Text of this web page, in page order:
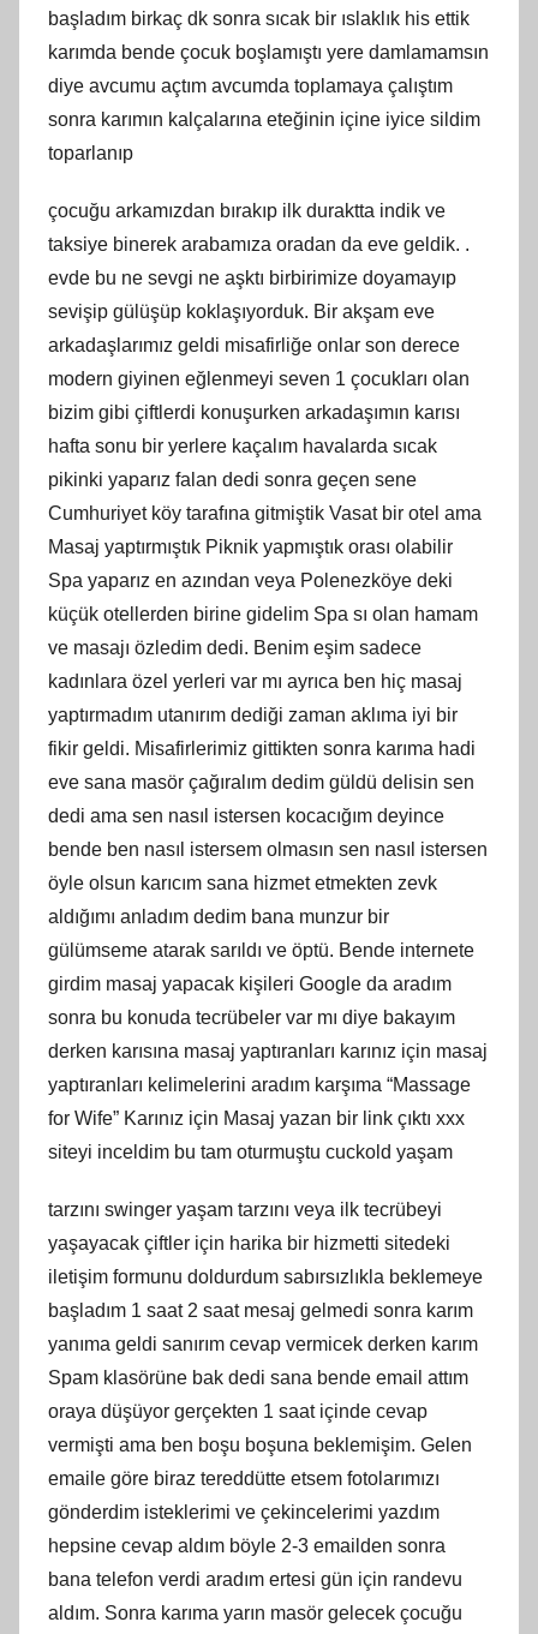
başladım birkaç dk sonra sıcak bir ıslaklık his ettik
karımda bende çocuk boşlamıştı yere damlamamsın
diye avcumu açtım avcumda toplamaya çalıştım
sonra karımın kalçalarına eteğinin içine iyice sildim
toparlanıp
çocuğu arkamızdan bırakıp ilk duraktta indik ve
taksiye binerek arabamıza oradan da eve geldik. .
evde bu ne sevgi ne aşktı birbirimize doyamayıp
sevişip gülüşüp koklaşıyorduk. Bir akşam eve
arkadaşlarımız geldi misafirliğe onlar son derece
modern giyinen eğlenmeyi seven 1 çocukları olan
bizim gibi çiftlerdi konuşurken arkadaşımın karısı
hafta sonu bir yerlere kaçalım havalarda sıcak
pikinki yaparız falan dedi sonra geçen sene
Cumhuriyet köy tarafına gitmiştik Vasat bir otel ama
Masaj yaptırmıştık Piknik yapmıştık orası olabilir
Spa yaparız en azından veya Polenezköye deki
küçük otellerden birine gidelim Spa sı olan hamam
ve masajı özledim dedi. Benim eşim sadece
kadınlara özel yerleri var mı ayrıca ben hiç masaj
yaptırmadım utanırım dediği zaman aklıma iyi bir
fikir geldi. Misafirlerimiz gittikten sonra karıma hadi
eve sana masör çağıralım dedim güldü delisin sen
dedi ama sen nasıl istersen kocacığım deyince
bende ben nasıl istersem olmasın sen nasıl istersen
öyle olsun karıcım sana hizmet etmekten zevk
aldığımı anladım dedim bana munzur bir
gülümseme atarak sarıldı ve öptü. Bende internete
girdim masaj yapacak kişileri Google da aradım
sonra bu konuda tecrübeler var mı diye bakayım
derken karısına masaj yaptıranları karınız için masaj
yaptıranları kelimelerini aradım karşıma “Massage
for Wife” Karınız için Masaj yazan bir link çıktı xxx
siteyi inceldim bu tam oturmuştu cuckold yaşam
tarzını swinger yaşam tarzını veya ilk tecrübeyi
yaşayacak çiftler için harika bir hizmetti sitedeki
iletişim formunu doldurdum sabırsızlıkla beklemeye
başladım 1 saat 2 saat mesaj gelmedi sonra karım
yanıma geldi sanırım cevap vermicek derken karım
Spam klasörüne bak dedi sana bende email attım
oraya düşüyor gerçekten 1 saat içinde cevap
vermişti ama ben boşu boşuna beklemişim. Gelen
emaile göre biraz tereddütte etsem fotolarımızı
gönderdim isteklerimi ve çekincelerimi yazdım
hepsine cevap aldım böyle 2-3 emailden sonra
bana telefon verdi aradım ertesi gün için randevu
aldım. Sonra karıma yarın masör gelecek çocuğu